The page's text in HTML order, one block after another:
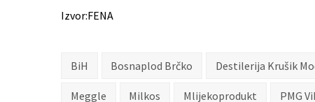
Izvor:FENA
BiH Bosnaplod Brčko Destilerija Krušik
Meggle Milkos Mlijekoprodukt PMG